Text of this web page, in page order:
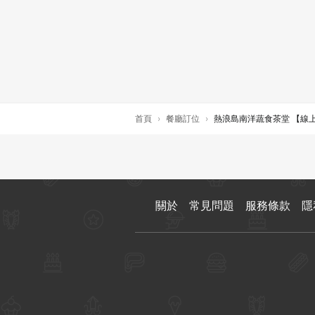
首頁 › 餐廳訂位 › 熱浪島南洋蔬食茶堂 【線
關於 常見問題 服務條款